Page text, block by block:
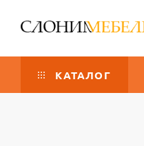
КАТАЛОГ